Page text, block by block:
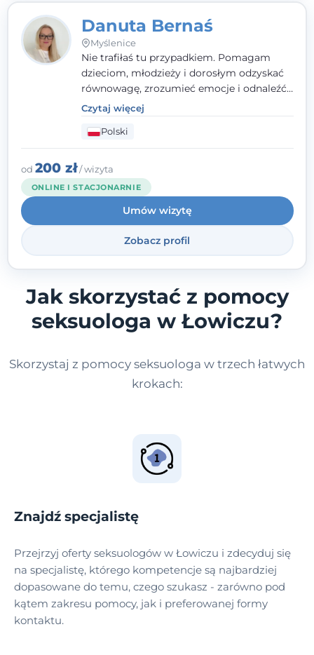
Danuta Bernaś
Myślenice
Nie trafiłaś tu przypadkiem. Pomagam
dzieciom, młodzieży i dorosłym odzyskać
równowagę, zrozumieć emocje i odnaleźć
wewnętrzną siłę. Moja droga do
psychologii zaczęła się od życia - pełnego
wyzwań, które nauczyły mnie uważności,
empatii i pokory. Dziś łączę doświadczenie
nauczycielki, psychologa, psychoterapeuty
i seksuologa tworząc bezpieczną
przestrzeń, w której można poczuć spokój i
wsparcie. Nie obiecuję łatwych rozwiązań -
ale mogę obiecać, że będę po Twojej
Czytaj więcej
Polski
od 200 zł/ wizyta
ONLINE I STACJONARNIE
Umów wizytę
Zobacz profil
Jak skorzystać z pomocy
seksuologa w Łowiczu?
Skorzystaj z pomocy seksuologa w trzech łatwych
krokach:
Znajdź specjalistę
Przejrzyj oferty seksuologów w Łowiczu i zdecyduj się
na specjalistę, którego kompetencje są najbardziej
dopasowane do temu, czego szukasz - zarówno pod
kątem zakresu pomocy, jak i preferowanej formy
kontaktu.